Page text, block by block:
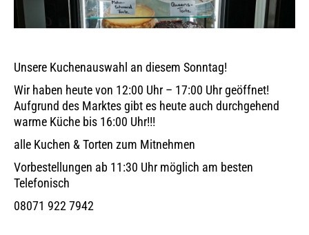
Unsere Kuchenauswahl an diesem Sonntag!
Wir haben heute von 12:00 Uhr – 17:00 Uhr geöffnet!
Aufgrund des Marktes gibt es heute auch durchgehend
warme Küche bis 16:00 Uhr!!!
alle Kuchen & Torten zum Mitnehmen
Vorbestellungen ab 11:30 Uhr möglich am besten
Telefonisch
08071 922 7942